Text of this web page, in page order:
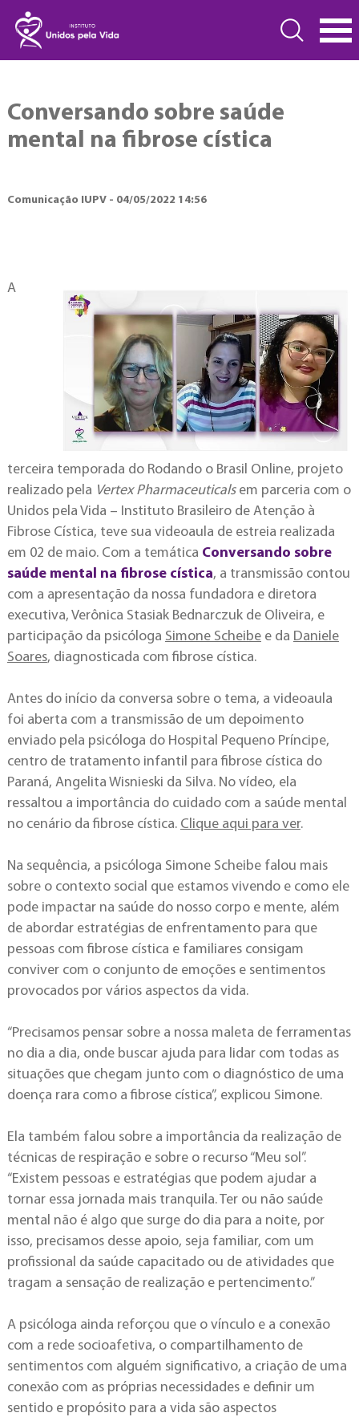
Conversando sobre saúde
mental na fibrose cística
Comunicação IUPV - 04/05/2022 14:56
A
terceira temporada do Rodando o Brasil Online, projeto
realizado pela Vertex Pharmaceuticalsem parceria com o
Unidos pela Vida – Instituto Brasileiro de Atenção à
Fibrose Cística, teve sua videoaula de estreia realizada
em 02 de maio. Com a temática Conversando sobre
saúde mental na fibrose cística, a transmissão contou
com a apresentação da nossa fundadora e diretora
executiva, Verônica Stasiak Bednarczuk de Oliveira, e
participação da psicóloga Simone Scheibee da Daniele
Soares, diagnosticada com fibrose cística.
Antes do início da conversa sobre o tema, a videoaula
foi aberta com a transmissão de um depoimento
enviado pela psicóloga do Hospital Pequeno Príncipe,
centro de tratamento infantil para fibrose cística do
Paraná, Angelita Wisnieski da Silva. No vídeo, ela
ressaltou a importância do cuidado com a saúde mental
no cenário da fibrose cística. Clique aqui para ver.
Na sequência, a psicóloga Simone Scheibe falou mais
sobre o contexto social que estamos vivendo e como ele
pode impactar na saúde do nosso corpo e mente, além
de abordar estratégias de enfrentamento para que
pessoas com fibrose cística e familiares consigam
conviver com o conjunto de emoções e sentimentos
provocados por vários aspectos da vida.
“Precisamos pensar sobre a nossa maleta de ferramentas
no dia a dia, onde buscar ajuda para lidar com todas as
situações que chegam junto com o diagnóstico de uma
doença rara como a fibrose cística”, explicou Simone.
Ela também falou sobre a importância da realização de
técnicas de respiração e sobre o recurso “Meu sol”.
“Existem pessoas e estratégias que podem ajudar a
tornar essa jornada mais tranquila. Ter ou não saúde
mental não é algo que surge do dia para a noite, por
isso, precisamos desse apoio, seja familiar, com um
profissional da saúde capacitado ou de atividades que
tragam a sensação de realização e pertencimento.”
A psicóloga ainda reforçou que o vínculo e a conexão
com a rede socioafetiva, o compartilhamento de
sentimentos com alguém significativo, a criação de uma
conexão com as próprias necessidades e definir um
sentido e propósito para a vida são aspectos